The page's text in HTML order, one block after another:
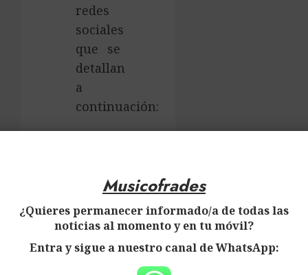
redes
sociales
que se
detallan
a
continuación:
Musicofrades
Musicofrades
¿Quieres permanecer informado/a de todas las
noticias al momento y en tu móvil?
Entra y sigue a nuestro canal de WhatsApp: